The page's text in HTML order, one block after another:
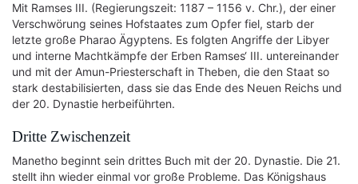
Mit Ramses III. (Regierungszeit: 1187 – 1156 v. Chr.), der einer
Verschwörung seines Hofstaates zum Opfer fiel, starb der
letzte große Pharao Ägyptens. Es folgten Angriffe der Libyer
und interne Machtkämpfe der Erben Ramses‘ III. untereinander
und mit der Amun-Priesterschaft in Theben, die den Staat so
stark destabilisierten, dass sie das Ende des Neuen Reichs und
der 20. Dynastie herbeiführten.
Dritte Zwischenzeit
Manetho beginnt sein drittes Buch mit der 20. Dynastie. Die 21.
stellt ihn wieder einmal vor große Probleme. Das Königshaus